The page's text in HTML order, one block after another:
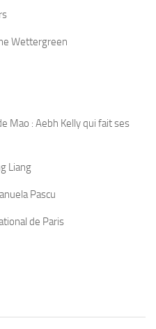
Wettergreen
Mao : Aebh Kelly qui fait ses
Liang
Pascu
de Paris